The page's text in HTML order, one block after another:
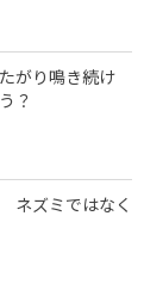
がり鳴き続け
？
ネズミではなく